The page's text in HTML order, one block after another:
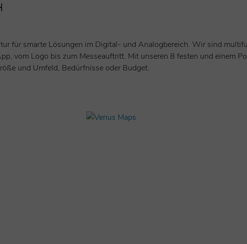
für smarte Lösungen im Digital- und Analogbereich. Wir sind
vom Logo bis zum Messeauftritt. Mit unseren 8 festen und einem
und Umfeld, Bedürfnisse oder Budget.